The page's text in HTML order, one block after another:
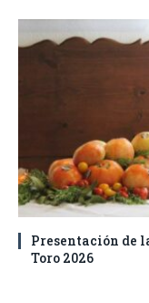
Presentación de
Toro 2026